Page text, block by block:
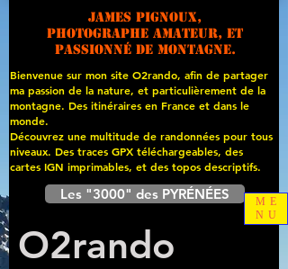
James PIGNOUX,
photographe amateur, et
passionné de montagne.
Bienvenue sur mon site O2rando, afin de partager
ma passion de la nature, et particulièrement de la
montagne. Des itinéraires en France et dans le
monde.
Découvrez une multitude de randonnées pour tous
niveaux. Des traces GPX téléchargeables, des
cartes IGN imprimables, et des topos descriptifs.
Les "3000" des PYRÉNÉES
O2rando
ME
NU